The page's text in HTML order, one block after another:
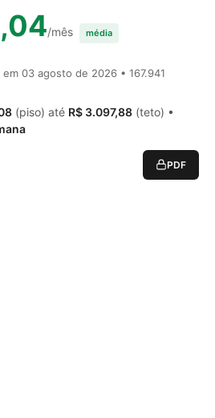
/mês média
em 03 agosto de 2026 • 167.941
(piso) até R$ 3.097,88 (teto) •
PDF